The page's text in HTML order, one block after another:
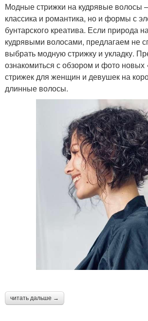
Модные стрижки на кудрявые волосы
классика и романтика, но и формы с
бунтарского креатива. Если природа
кудрявыми волосами, предлагаем не
выбрать модную стрижку и укладку.⁣⁣
ознакомиться с обзором и фото новых
стрижек для женщин и девушек на
длинные волосы.
читать дальше →